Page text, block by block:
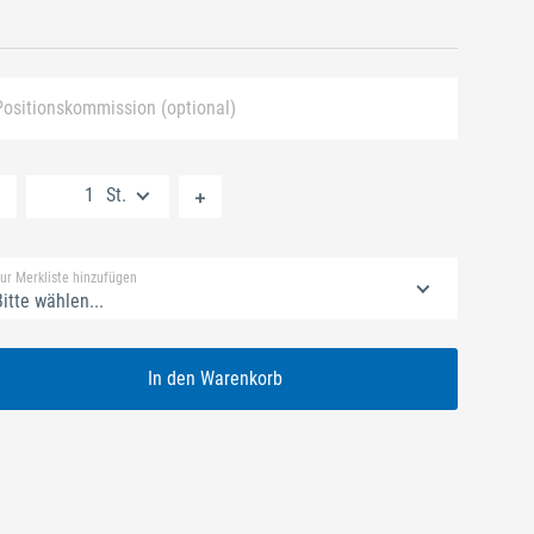
(optional)
St.
Merkliste hinzufügen
wählen...
In den Warenkorb